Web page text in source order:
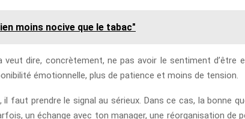
moins nocive que le tabac"
dire, concrètement, ne pas avoir le sentiment
émotionnelle, plus de patience et moins de tension.
faut prendre le signal au sérieux. Dans ce cas, la bonne
un échange avec ton manager, une réorganisation